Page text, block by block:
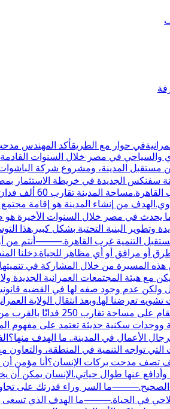
حوار مع الطريقأكد المهندس
والسياحي في مصر خلال السنوات
المدينة، ومشروع شركة الباشوات،
سفنكس الجديدة في خريطة الاستثمار
تم إنشاؤها بقرار مجلس الوزراء رقم
من إنشاء المدينة هو إقامة
في مصر خلال السنوات الأخيرة هو
البنية التحتية بشكل كبير.هذا
التنمية غرب القاهرة.⸻أنتم من
صحراء بالكامل ولا توجد بها طرق أو مرافق أو أي مظاهر
هذه المسيرة من خلال المشاركة في
مع هيئة المجتمعات العمرانية الجديدة
ثورة 25 يناير.بل الهيئه كانت تحاول البحث عن حل ولكن عدم وجود
تعرضنا لها.وبعد انتقال الولاية
العمرانية مسؤولة عن تنفيذ الإجراءات الخاصة
سكنية حديثة تعتمد على مفهوم
في المدينة.. ما الهدف
تواجه التنمية في المنطقة، والتعاون
تصف مدحت بركات الإنسان؟أنا مؤمن أن
عنها طوال حياتي.الإنسان يمكن أن
السر وراء قدرتك على تجاوز
سلاحي في الحياة.⸻ما الهدف الذي